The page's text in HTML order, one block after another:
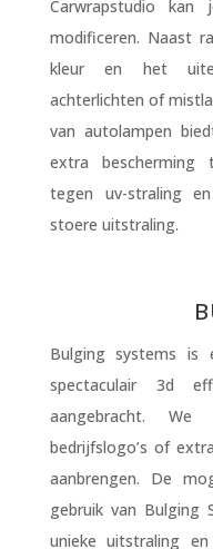
Carwrapstudio
modificeren. Naast
kleur en het
achterlichten of
van autolampen
extra bescherming
tegen uv-straling
stoere uitstraling.
Bulging systems is
spectaculair 3d
aangebracht. We
bedrijfslogo’s of
aanbrengen. De
gebruik van Bulging
unieke uitstraling